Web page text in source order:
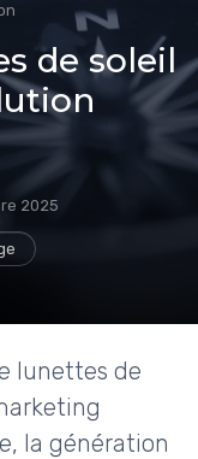
de soleil
2025
lunettes de
la génération